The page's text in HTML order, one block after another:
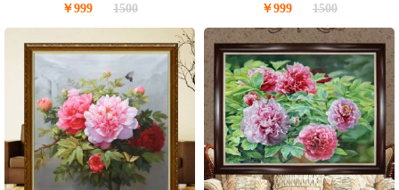
￥999 1500 ￥999 1500